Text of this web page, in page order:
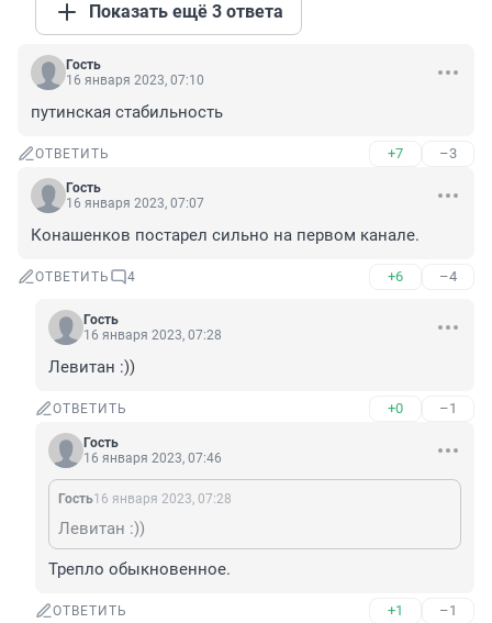
Показать ещё 3 ответа
Гость
16 января 2023, 07:10
путинская стабильность
ОТВЕТИТЬ +7 –3
Гость
16 января 2023, 07:07
Конашенков постарел сильно на первом канале.
ОТВЕТИТЬ 4 +6 –4
Гость
16 января 2023, 07:28
Левитан :))
ОТВЕТИТЬ +0 –1
Гость
16 января 2023, 07:46
Гость16 января 2023, 07:28
Левитан :))
Трепло обыкновенное.
ОТВЕТИТЬ +1 –1